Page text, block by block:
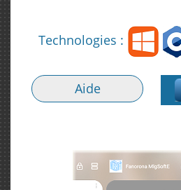
Technologies :
Aide